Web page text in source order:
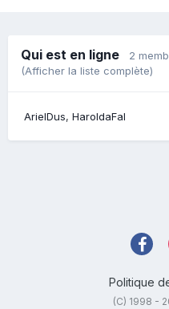
Qui est en ligne 2
(Afficher la liste complète)
ArielDus HaroldaFal
Politique
(C) 1998 -